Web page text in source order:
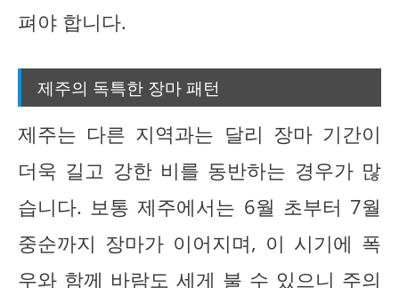
펴야 합니다.
제주의 독특한 장마 패턴
제주는 다른 지역과는 달리 장마 기간이
더욱 길고 강한 비를 동반하는 경우가 많
습니다. 보통 제주에서는 6월 초부터 7월
중순까지 장마가 이어지며, 이 시기에 폭
우와 함께 바람도 세게 불 수 있으니 주의